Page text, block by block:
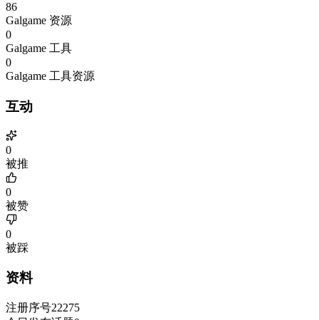
86
Galgame 资源
0
Galgame 工具
0
Galgame 工具资源
互动
0
被推
0
被赞
0
被踩
资料
注册序号22275